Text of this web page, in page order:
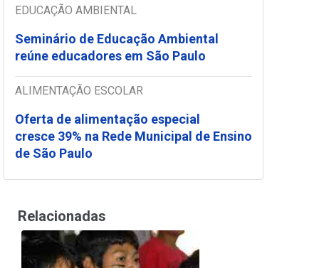
EDUCAÇÃO AMBIENTAL
Seminário de Educação Ambiental
reúne educadores em São Paulo
ALIMENTAÇÃO ESCOLAR
Oferta de alimentação especial
cresce 39% na Rede Municipal de Ensino
de São Paulo
Relacionadas